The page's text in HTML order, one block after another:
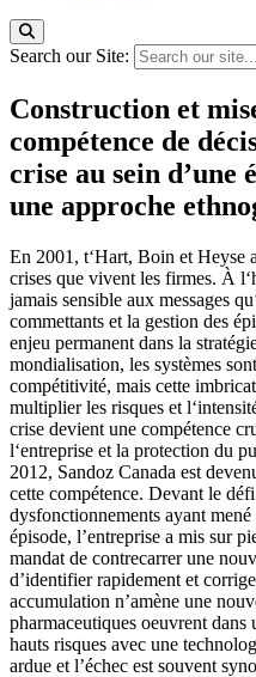
Search our Site:
Construction et
compétence de
crise au sein d’une
une approche
En 2001, t‘Hart, Boin et Heyse
crises que vivent les firmes. À
jamais sensible aux messages
commettants et la gestion des
enjeu permanent dans la
mondialisation, les systèmes
compétitivité, mais cette
multiplier les risques et
crise devient une compétence
l‘entreprise et la protection du
2012, Sandoz Canada est
cette compétence. Devant le
dysfonctionnements ayant
épisode, l’entreprise a mis sur
mandat de contrecarrer une
d’identifier rapidement et
accumulation n’amène une
pharmaceutiques oeuvrent dans
hauts risques avec une
ardue et l’échec est souvent